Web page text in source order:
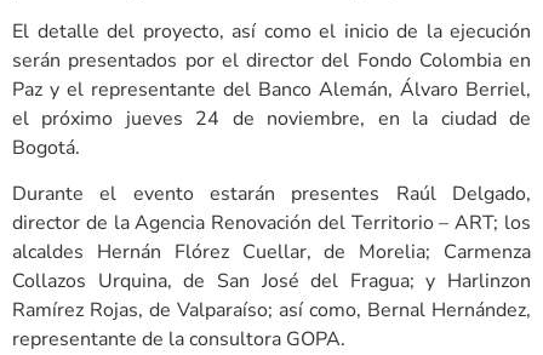
El detalle del proyecto, así como el inicio de la ejecución
serán presentados por el director del Fondo Colombia en
Paz y el representante del Banco Alemán, Álvaro Berriel,
el próximo jueves 24 de noviembre, en la ciudad de
Bogotá.
Durante el evento estarán presentes Raúl Delgado,
director de la Agencia Renovación del Territorio – ART; los
alcaldes Hernán Flórez Cuellar, de Morelia; Carmenza
Collazos Urquina, de San José del Fragua; y Harlinzon
Ramírez Rojas, de Valparaíso; así como, Bernal Hernández,
representante de la consultora GOPA.